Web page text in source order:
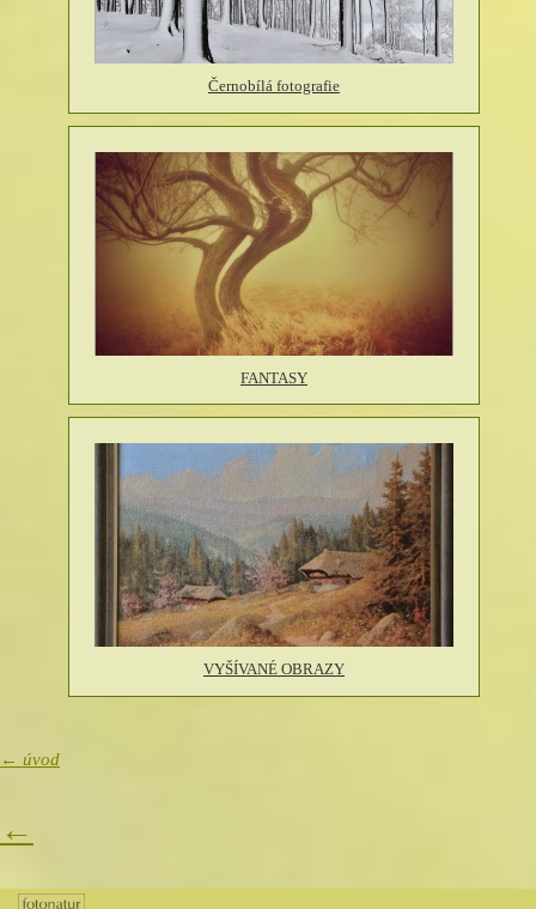
Černobílá fotografie
FANTASY
VYŠÍVANÉ OBRAZY
← úvod
←